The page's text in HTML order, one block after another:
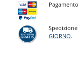
Pagamento
Spedizione
GIORNO.